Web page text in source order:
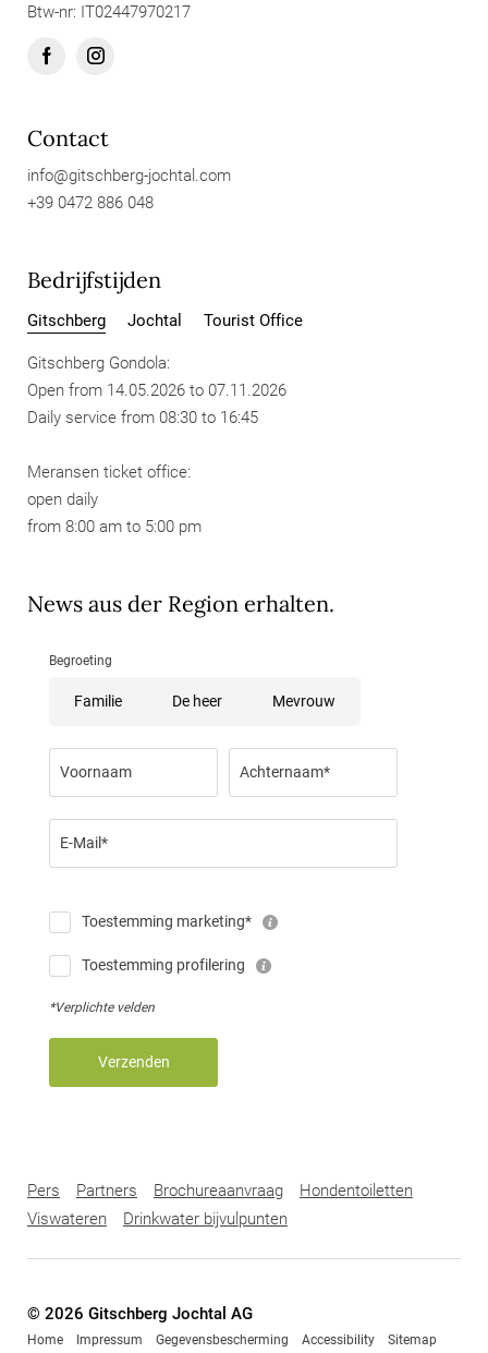
Btw-nr: IT02447970217
Contact
info@gitschberg-jochtal. com
+39 0472 886 048
Bedrijfstijden
Gitschberg Jochtal Tourist Office
Gitschberg Gondola:
Open from 14.05.2026 to 07.11.2026
Daily service from 08:30 to 16:45
Meransen ticket office:
open daily
from 8:00 am to 5:00 pm
News aus der Region erhalten.
Begroeting
Familie De heer Mevrouw
Voornaam Achternaam*
E-Mail*
Toestemming marketing*
Toestemming profilering
*Verplichte velden
Verzenden
Pers Partners Brochureaanvraag
Hondentoiletten
Viswateren
Drinkwater bijvulpunten
© 2026 Gitschberg Jochtal AG
Home Impressum Gegevensbescherming Accessibility Sitemap